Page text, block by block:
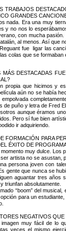
TRABAJOS
GRANDES
nada. Era una muy
y no nos lo
con mucha
al menos. Así que
fue ligar las
colas que se
MÁS DESTACADAS
propia que hicimos y
aún no se había
de puño y letra de Fred
aunque éramos
Pero sí fue bien
ir adquiriendo.
FORMACIÓN PARA
ÉXITO DE
muy dulce. Los
artista no se asustan,
persona joven con
gente que nunca se
aguantar tres años
triunfan absolutamente.
“boom” del
para un
NEGATIVOS
muy fácil de lo
veces el mismo